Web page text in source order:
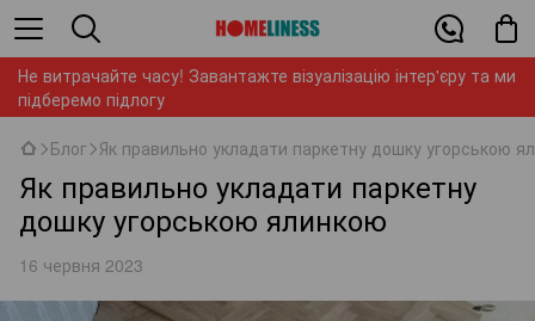
Не витрачайте часу! Завантажте візуалізацію інтер'єру та ми
підберемо підлогу
Блог Як правильно укладати паркетну дошку угорською
Як правильно укладати паркетну
дошку угорською ялинкою
16 червня 2023